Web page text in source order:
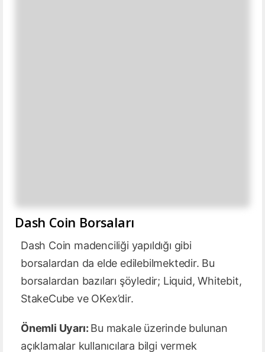
Dash Coin Borsaları
Dash Coin madenciliği yapıldığı gibi
borsalardan da elde edilebilmektedir. Bu
borsalardan bazıları şöyledir; Liquid, Whitebit,
StakeCube ve OKex’dir.
Önemli Uyarı: Bu makale üzerinde bulunan
açıklamalar kullanıcılara bilgi vermek